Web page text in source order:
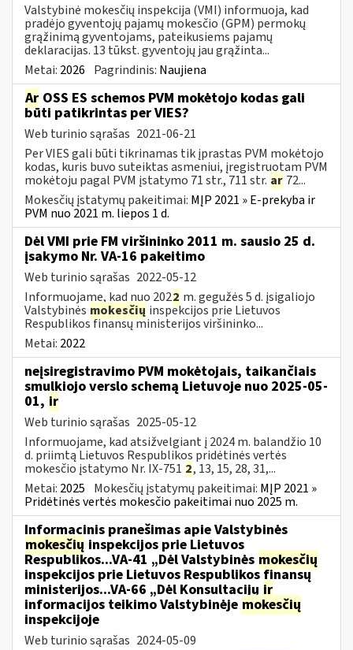
Valstybinė mokesčių inspekcija (VMI) informuoja, kad
pradėjo gyventojų pajamų mokesčio (GPM) permokų
grąžinimą gyventojams, pateikusiems pajamų
deklaracijas. 13 tūkst. gyventojų jau grąžinta...
Metai: 2026 Pagrindinis: Naujiena
Ar OSS ES schemos PVM mokėtojo kodas gali
būti patikrintas per VIES?
Web turinio sąrašas 2021-06-21
Per VIES gali būti tikrinamas tik įprastas PVM mokėtojo
kodas, kuris buvo suteiktas asmeniui, įregistruotam PVM
mokėtoju pagal PVM įstatymo 71 str., 711 str. ar 72...
Mokesčių įstatymų pakeitimai: MĮP 2021 » E-prekyba ir
PVM nuo 2021 m. liepos 1 d.
Dėl VMI prie FM viršininko 2011 m. sausio 25 d.
įsakymo Nr. VA-16 pakeitimo
Web turinio sąrašas 2022-05-12
Informuojame, kad nuo 2022 m. gegužės 5 d. įsigaliojo
Valstybinės mokesčių inspekcijos prie Lietuvos
Respublikos finansų ministerijos viršininko...
Metai: 2022
neįsiregistravimo PVM mokėtojais, taikančiais
smulkiojo verslo schemą Lietuvoje nuo 2025-05-
01, ir
Web turinio sąrašas 2025-05-12
Informuojame, kad atsižvelgiant į 2024 m. balandžio 10
d. priimtą Lietuvos Respublikos pridėtinės vertės
mokesčio įstatymo Nr. IX-751 2, 13, 15, 28, 31,...
Metai: 2025 Mokesčių įstatymų pakeitimai: MĮP 2021 »
Pridėtinės vertės mokesčio pakeitimai nuo 2025 m.
Informacinis pranešimas apie Valstybinės
mokesčių inspekcijos prie Lietuvos
Respublikos...VA-41 „Dėl Valstybinės mokesčių
inspekcijos prie Lietuvos Respublikos finansų
ministerijos...VA-66 „Dėl Konsultacijų ir
informacijos teikimo Valstybinėje mokesčių
inspekcijoje
Web turinio sąrašas 2024-05-09